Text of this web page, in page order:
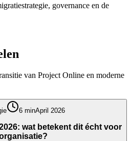
governance en de
van Project Online en moderne
6 minApril 2026
wat betekent dit écht voor